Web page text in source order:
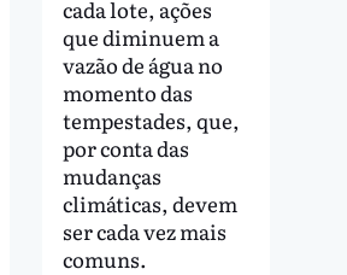
cada lote, ações
que diminuem a
vazão de água no
momento das
tempestades, que,
por conta das
mudanças
climáticas, devem
ser cada vez mais
comuns.